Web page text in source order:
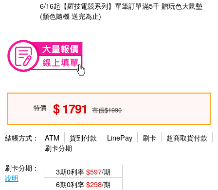
6/16起【羅技電競系列】單筆訂單滿5千 贈玩色大鼠墊
(顏色隨機 送完為止)
特價 1791 市價$1990
結帳方式： ATM 貨到付款 LinePay 刷卡
超商取貨付款
刷卡分期
刷卡分期：
說明
3期0利率$597/期
6期0利率$298/期